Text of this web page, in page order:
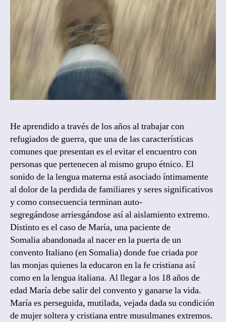
He aprendido a través de los años al trabajar con
refugiados de guerra, que una de las características
comunes que presentan es el evitar el encuentro con
personas que pertenecen al mismo grupo étnico. El
sonido de la lengua materna está asociado íntimamente
al dolor de la perdida de familiares y seres significativos
y como consecuencia terminan auto-
segregándose arriesgándose así al aislamiento extremo.
Distinto es el caso de María, una paciente de
Somalia abandonada al nacer en la puerta de un
convento Italiano (en Somalia) donde fue criada por
las monjas quienes la educaron en la fe cristiana así
como en la lengua italiana. Al llegar a los 18 años de
edad María debe salir del convento y ganarse la vida.
María es perseguida, mutilada, vejada dada su condición
de mujer soltera y cristiana entre musulmanes extremos.